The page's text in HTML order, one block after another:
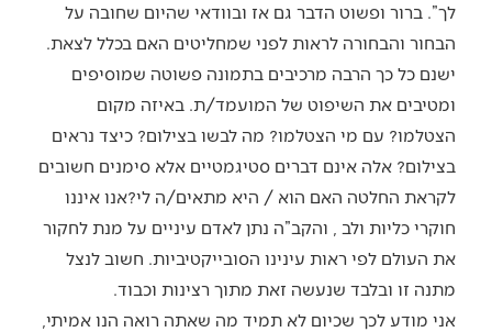
לך”. ברור ופשוט הדבר גם אז ובוודאי שהיום שחובה על
הבחור והבחורה לראות לפני שמחליטים האם בכלל לצאת.
ישנם כל כך הרבה מרכיבים בתמונה פשוטה שמוסיפים
ומטיבים את השיפוט של המועמד/ת. באיזה מקום
הצטלמו? עם מי הצטלמו? מה לבשו בצילום? כיצד נראים
בצילום? אלה אינם דברים סטיגמטיים אלא סימנים חשובים
לקראת החלטה האם הוא / היא מתאים/ה לי?אנו איננו
חוקרי כליות ולב , והקב”ה נתן לאדם עיניים על מנת לחקור
את העולם לפי ראות עינינו הסובייקטיביות. חשוב לנצל
מתנה זו ובלבד שנעשה זאת מתוך רצינות וכבוד.
אני מודע לכך שכיום לא תמיד מה שאתה רואה הנו אמיתי,